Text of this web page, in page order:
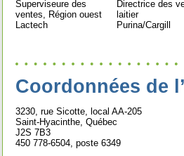
Superviseure des
ventes, Région ouest
Lactech
Directrice des
laitier
Purina/Cargill
Coordonnées de
3230, rue Sicotte, local AA-205
Saint-Hyacinthe, Québec
J2S 7B3
450 778-6504, poste 6349